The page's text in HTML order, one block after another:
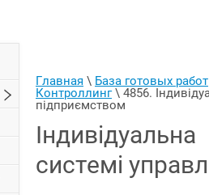
Главная \ База готовых работ
Контроллинг \ 4856.
підприємством
системі